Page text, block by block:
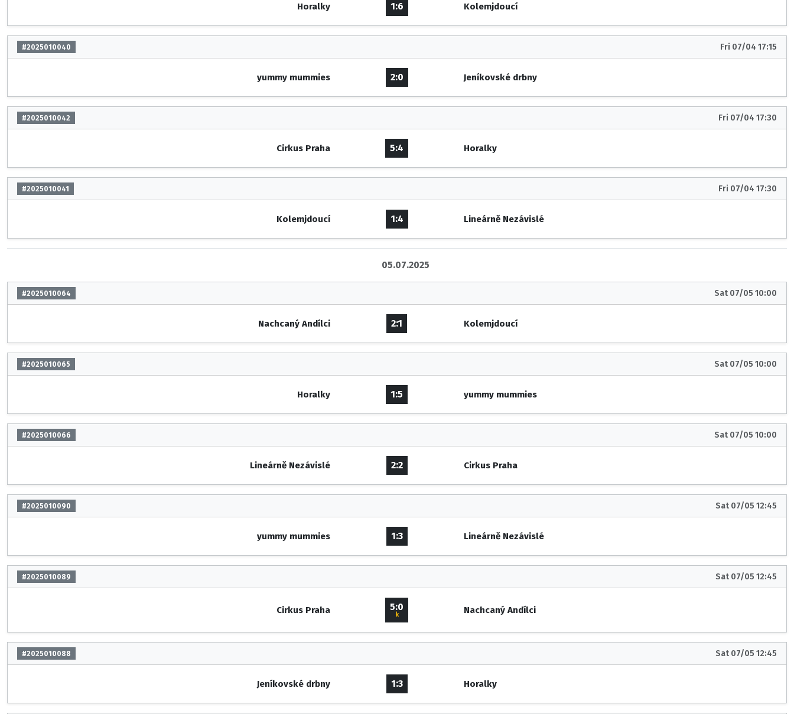
Horalky 1:6 Kolemjdoucí
#2025010040 Fri 07/04 17:15
yummy mummies 2:0 Jeníkovské drbny
#2025010042 Fri 07/04 17:30
Cirkus Praha 5:4 Horalky
#2025010041 Fri 07/04 17:30
Kolemjdoucí 1:4 Lineárně Nezávislé
05.07.2025
#2025010064 Sat 07/05 10:00
Nachcaný Andílci 2:1 Kolemjdoucí
#2025010065 Sat 07/05 10:00
Horalky 1:5 yummy mummies
#2025010066 Sat 07/05 10:00
Lineárně Nezávislé 2:2 Cirkus Praha
#2025010090 Sat 07/05 12:45
yummy mummies 1:3 Lineárně Nezávislé
#2025010089 Sat 07/05 12:45
Cirkus Praha 5:0
k Nachcaný Andílci
#2025010088 Sat 07/05 12:45
Jeníkovské drbny 1:3 Horalky